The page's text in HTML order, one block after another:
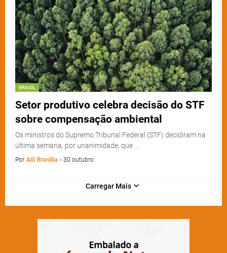
BRASIL
Setor produtivo celebra decisão do STF
sobre compensação ambiental
Os ministros do Supremo Tribunal Federal (STF) decidiram na
última semana, por unanimidade, que …
Por Alô Brasília - 30 outubro
Carregar Mais